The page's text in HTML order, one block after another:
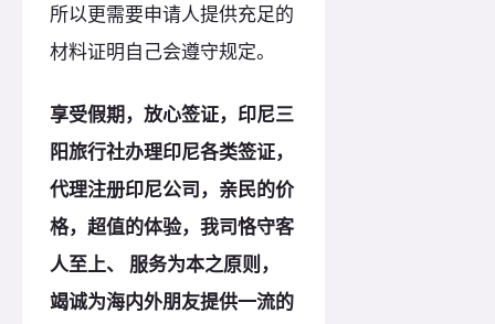
所以更需要申请人提供充足的
材料证明自己会遵守规定。
享受假期，放心签证，印尼三
阳旅行社办理印尼各类签证，
代理注册印尼公司，亲民的价
格，超值的体验，我司恪守客
人至上、 服务为本之原则，
竭诚为海内外朋友提供一流的